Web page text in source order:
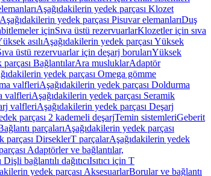
Aşağıdakilerin yedek parçası Klozet
Aşağıdakilerin yedek parçası Pisuvar elemanlarıDuş
içinSıva üstü rezervuarlarKlozetler için sıva
asılıAşağıdakilerin yedek parçası Yüksek
üstü rezervuarlar için deşarj borularıYüksek
BağlantılarAra musluklarAdaptör
yedek parçası Omega gömme
valfleriAşağıdakilerin yedek parçası Doldurma
valfleriAşağıdakilerin yedek parçası Seramik
valfleriAşağıdakilerin yedek parçası Deşarj
parçası 2 kademeli deşarjTemin sistemleriGeberit
parçalarıAşağıdakilerin yedek parçası
parçası DirseklerT parçalarAşağıdakilerin yedek
Adaptörler ve bağlantılar,
bağlantılı dağıtıcıIsıtıcı için T
yedek parçası AksesuarlarBorular ve bağlantı